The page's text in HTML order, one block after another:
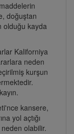
doğuştan
olduğu kayda
Kaliforniya
neden
kurşun
kansere,
yol açtığı
olabilir.